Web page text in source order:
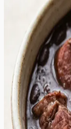
Brasiilia
See tummine ja
mugavustoit,
maitseelamuse
hautatud mustad
peekoni,
tekitades
erinevaid
kuni
segunevad
umami-rikka